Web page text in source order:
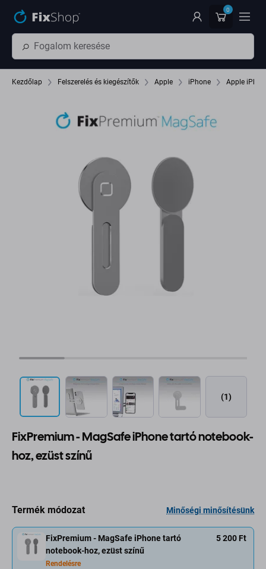
0
Kezdőlap Felszerelés és kiegészítők Apple iPhone Apple
(1)
FixPremium - MagSafe iPhone tartó notebook-
hoz, ezüst színű
Termék módozat Minőségi minősítésünk
FixPremium - MagSafe iPhone tartó
notebook-hoz, ezüst színű
5 200 Ft
Rendelésre